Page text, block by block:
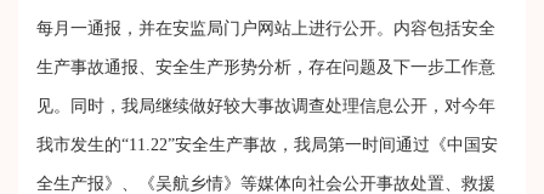
每月一通报，并在安监局门户网站上进行公开。内容包括安全
生产事故通报、安全生产形势分析，存在问题及下一步工作意
见。同时，我局继续做好较大事故调查处理信息公开，对今年
我市发生的“11.22”安全生产事故，我局第一时间通过《中国安
全生产报》、《吴航乡情》等媒体向社会公开事故处置、救援